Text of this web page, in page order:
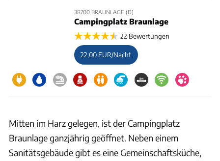
38700 BRAUNLAGE (D)
Campingplatz Braunlage
22 Bewertungen
22,00 EUR/Nacht
Mitten im Harz gelegen, ist der Campingplatz
Braunlage ganzjährig geöffnet. Neben einem
Sanitätsgebäude gibt es eine Gemeinschaftsküche,